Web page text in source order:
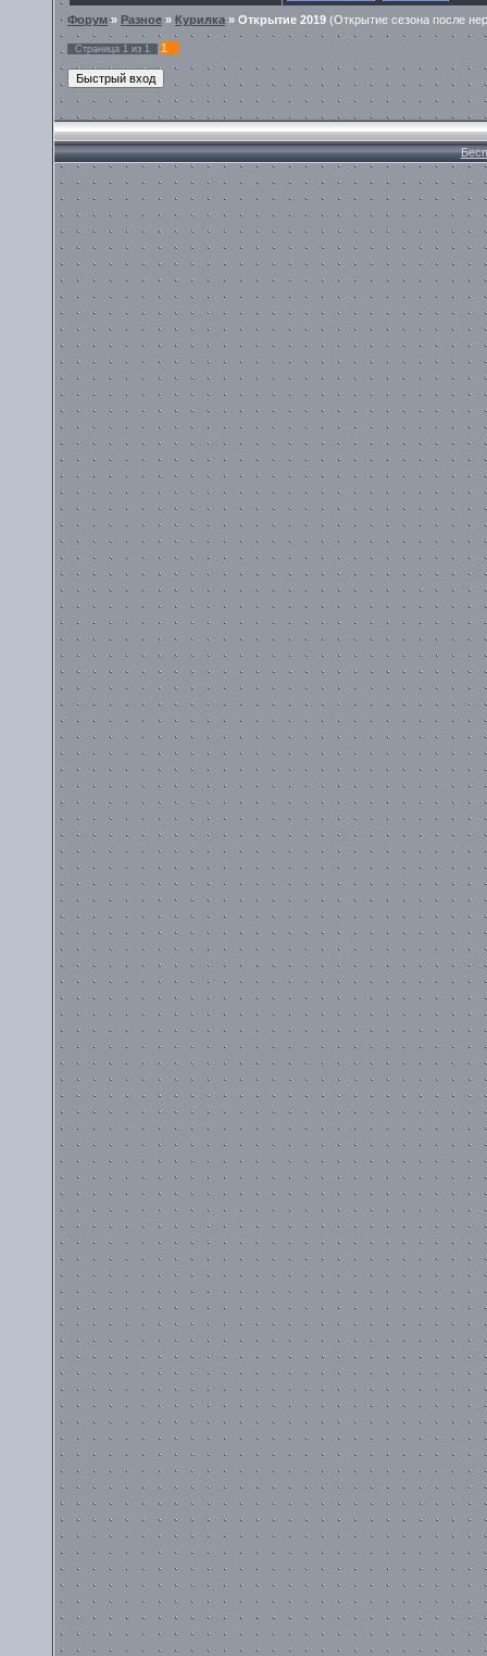
Форум» Разное » Курилка» Открытие 2019 (Открытие сезона после
Страница 1 из 1 1